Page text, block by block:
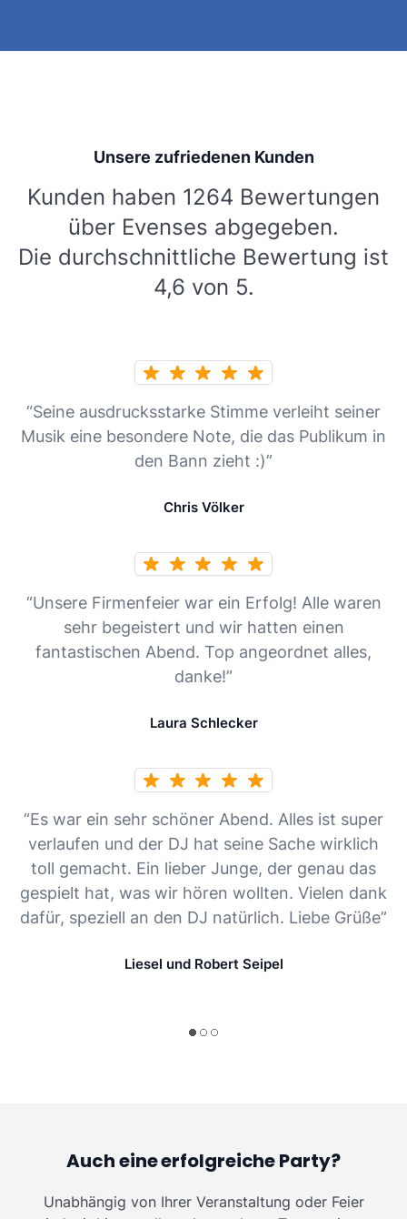
Unsere zufriedenen Kunden
Kunden haben 1264 Bewertungen
über Evenses abgegeben.
Die durchschnittliche Bewertung ist
4,6 von 5.
“Seine ausdrucksstarke Stimme verleiht seiner
Musik eine besondere Note, die das Publikum in
den Bann zieht :)”
Chris Völker
“Unsere Firmenfeier war ein Erfolg! Alle waren
sehr begeistert und wir hatten einen
fantastischen Abend. Top angeordnet alles,
danke!”
Laura Schlecker
“Es war ein sehr schöner Abend. Alles ist super
verlaufen und der DJ hat seine Sache wirklich
toll gemacht. Ein lieber Junge, der genau das
gespielt hat, was wir hören wollten. Vielen dank
dafür, speziell an den DJ natürlich. Liebe Grüße”
Liesel und Robert Seipel
Auch eine erfolgreiche Party?
Unabhängig von Ihrer Veranstaltung oder Feier